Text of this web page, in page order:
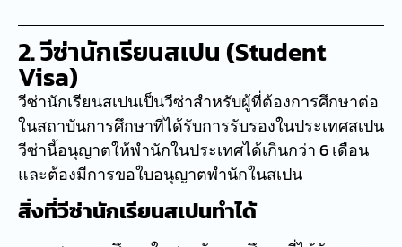
2. วีซ่านักเรียนสเปน (Student
Visa)
วีซ่านักเรียนสเปนเป็นวีซ่าสำหรับผู้ที่ต้องการศึกษาต่อ
ในสถาบันการศึกษาที่ได้รับการรับรองในประเทศสเปน
วีซ่านี้อนุญาตให้พำนักในประเทศได้เกินกว่า 6 เดือน
และต้องมีการขอใบอนุญาตพำนักในสเปน
สิ่งที่วีซ่านักเรียนสเปนทำได้